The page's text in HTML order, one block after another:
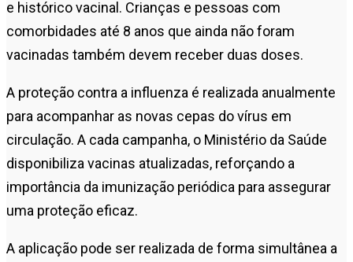
e histórico vacinal. Crianças e pessoas com
comorbidades até 8 anos que ainda não foram
vacinadas também devem receber duas doses.
A proteção contra a influenza é realizada anualmente
para acompanhar as novas cepas do vírus em
circulação. A cada campanha, o Ministério da Saúde
disponibiliza vacinas atualizadas, reforçando a
importância da imunização periódica para assegurar
uma proteção eficaz.
A aplicação pode ser realizada de forma simultânea a